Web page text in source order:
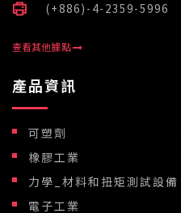
(+886)-4-2359-5996
查看其他據點
產品資訊
可塑劑
橡膠工業
力學_材料和扭矩測試設備
電子工業